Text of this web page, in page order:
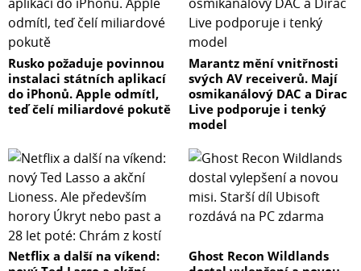
Rusko požaduje povinnou
instalaci státních aplikací
do iPhonů. Apple odmítl,
teď čelí miliardové pokutě
Marantz mění vnitřnosti
svých AV receiverů. Mají
osmikanálový DAC a Dirac
Live podporuje i tenký
model
Netflix a další na víkend:
Ghost Recon Wildlands